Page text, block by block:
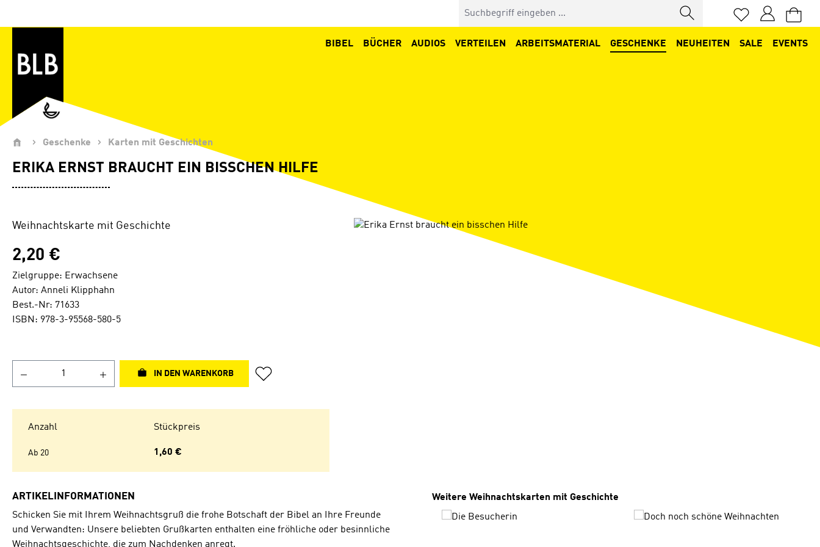
BIBEL
BÜCHER AUDIOS VERTEILEN ARBEITSMATERIAL GESCHENKE NEUHEITEN SALE EVENTS
Geschenke Karten mit Geschichten
ERIKA ERNST BRAUCHT EIN BISSCHEN HILFE
Weihnachtskarte mit Geschichte
2,20 €
Zielgruppe: Erwachsene
Autor: Anneli Klipphahn
Best.-Nr: 71633
ISBN: 978-3-95568-580-5
IN DEN WARENKORB
Anzahl Stückpreis
Ab 20 1,60 €
Bildergalerie überspringen
ARTIKELINFORMATIONEN
Schicken Sie mit Ihrem Weihnachtsgruß die frohe Botschaft der Bibel an Ihre Freunde
und Verwandten: Unsere beliebten Grußkarten enthalten eine fröhliche oder besinnliche
Weihnachtsgeschichte, die zum Nachdenken anregt.
Produktgalerie überspringen
Weitere Weihnachtskarten mit Geschichte